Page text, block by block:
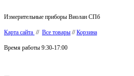
к
содержимому
Измерительные приборы Виолан СПб
Карта сайта // Все товары //Корзина
Время работы 9:30-17:00